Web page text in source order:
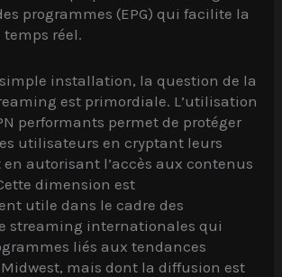
programmes (EPG) qui facilite la
réel.
installation, la question de la
est primordiale. L’utilisation
performants permet de protéger
utilisateurs en cryptant leurs
autorisant l’accès aux contenus
dimension est
utile dans le cadre des
streaming internationales qui
liés aux tendances
mais dont la diffusion est